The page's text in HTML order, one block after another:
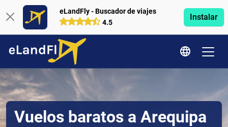
eLandFly - Buscador de viajes
4.5
Instalar
Vuelos baratos a Arequipa